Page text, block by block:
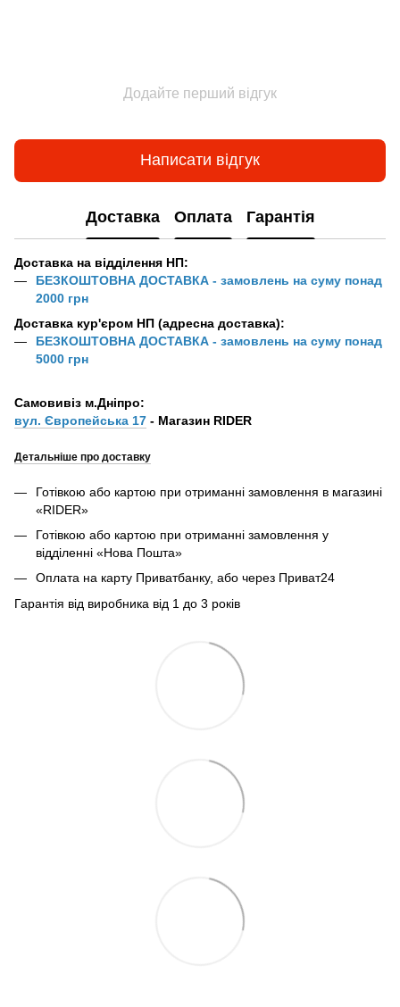
Додайте перший відгук
Написати відгук
Доставка Оплата Гарантія
Доставка на відділення НП:
БЕЗКОШТОВНА ДОСТАВКА - замовлень на суму понад
2000 грн
Доставка кур'єром НП (адресна доставка):
БЕЗКОШТОВНА ДОСТАВКА - замовлень на суму понад
5000 грн
Самовивіз м.Дніпро:
вул. Європейська 17 - Магазин RIDER
Детальніше про доставку
Готівкою або картою при отриманні замовлення в магазині
«RIDER»
Готівкою або картою при отриманні замовлення у
відділенні «Нова Пошта»
Оплата на карту Приватбанку, або через Приват24
Гарантія від виробника від 1 до 3 років